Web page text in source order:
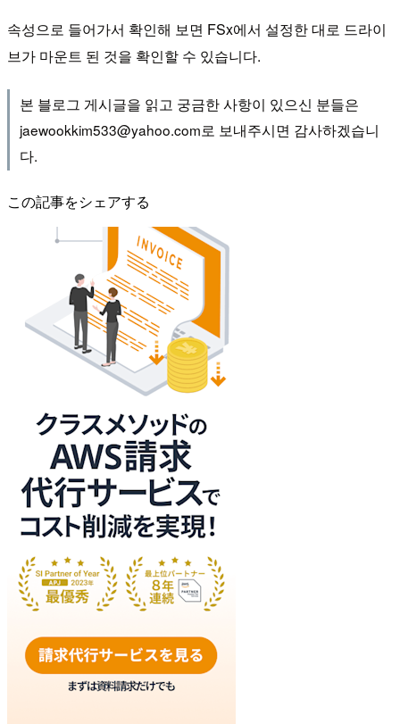
속성으로 들어가서 확인해 보면 FSx에서 설정한 대로 드라이
브가 마운트 된 것을 확인할 수 있습니다.
본 블로그 게시글을 읽고 궁금한 사항이 있으신 분들은
jaewookkim533@yahoo.com로 보내주시면 감사하겠습니
다.
この記事をシェアする